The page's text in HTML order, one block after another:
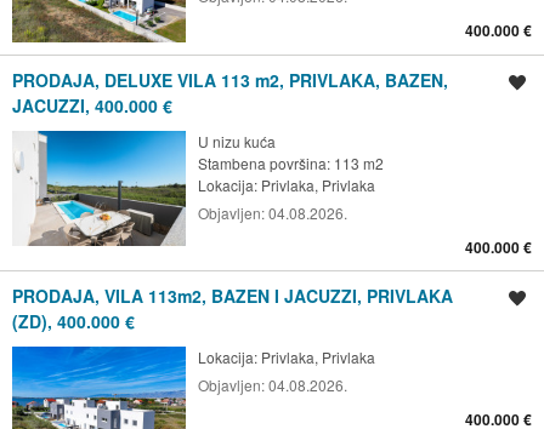
400.000 €
PRODAJA, DELUXE VILA 113 m2, PRIVLAKA, BAZEN,
JACUZZI, 400.000 €
U nizu kuća
Stambena površina: 113 m2
Lokacija: Privlaka, Privlaka
Objavljen:04.08.2026.
400.000 €
PRODAJA, VILA 113m2, BAZEN I JACUZZI, PRIVLAKA
(ZD), 400.000 €
Lokacija: Privlaka, Privlaka
Objavljen:04.08.2026.
400.000 €